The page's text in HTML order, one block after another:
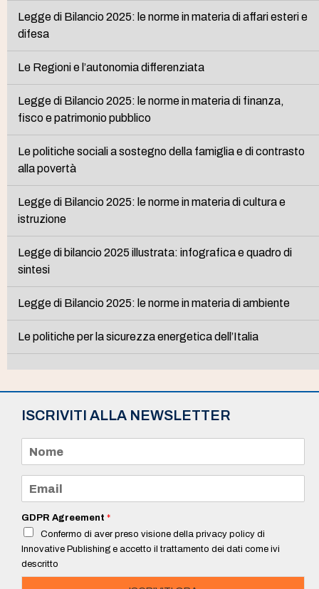
Legge di Bilancio 2025: le norme in materia di affari esteri e
difesa
Le Regioni e l’autonomia differenziata
Legge di Bilancio 2025: le norme in materia di finanza,
fisco e patrimonio pubblico
Le politiche sociali a sostegno della famiglia e di contrasto
alla povertà
Legge di Bilancio 2025: le norme in materia di cultura e
istruzione
Legge di bilancio 2025 illustrata: infografica e quadro di
sintesi
Legge di Bilancio 2025: le norme in materia di ambiente
Le politiche per la sicurezza energetica dell’Italia
ISCRIVITI ALLA NEWSLETTER
m
e
a
i
*
GDPR Agreement *
Confermo di aver preso visione della privacy policy di
Innovative Publishing e accetto il trattamento dei dati come ivi
descritto